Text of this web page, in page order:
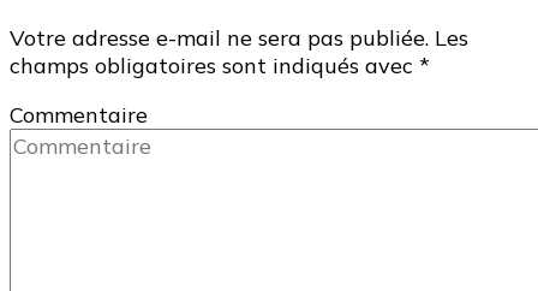
Votre adresse e-mail ne sera pas publiée. Les
champs obligatoires sont indiqués avec *
Commentaire